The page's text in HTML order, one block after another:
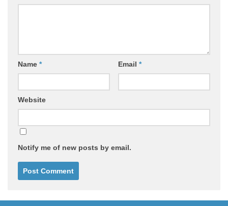
Name * Email *
Website
Notify me of new posts by email.